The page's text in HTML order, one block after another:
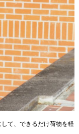
て、できるだけ荷物を軽